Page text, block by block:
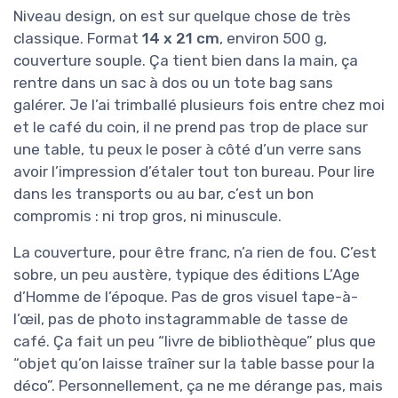
Niveau design, on est sur quelque chose de très
classique. Format 14 x 21 cm, environ 500 g,
couverture souple. Ça tient bien dans la main, ça
rentre dans un sac à dos ou un tote bag sans
galérer. Je l’ai trimballé plusieurs fois entre chez moi
et le café du coin, il ne prend pas trop de place sur
une table, tu peux le poser à côté d’un verre sans
avoir l’impression d’étaler tout ton bureau. Pour lire
dans les transports ou au bar, c’est un bon
compromis : ni trop gros, ni minuscule.
La couverture, pour être franc, n’a rien de fou. C’est
sobre, un peu austère, typique des éditions L’Age
d’Homme de l’époque. Pas de gros visuel tape-à-
l’œil, pas de photo instagrammable de tasse de
café. Ça fait un peu “livre de bibliothèque” plus que
“objet qu’on laisse traîner sur la table basse pour la
déco”. Personnellement, ça ne me dérange pas, mais